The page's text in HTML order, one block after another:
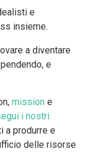
e
insieme.
a diventare
e
mission e
i nostri
a produrre e
delle risorse